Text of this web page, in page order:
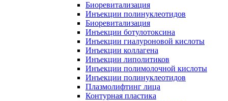
Биоревитализация
Инъекции полинуклеотидов
Биоревитализация
Инъекции ботулотоксина
Инъекции гиалуроновой кислоты
Инъекции коллагена
Инъекции липолитиков
Инъекции полимолочной кислоты
Инъекции полинуклеотидов
Плазмолифтинг лица
Контурная пластика